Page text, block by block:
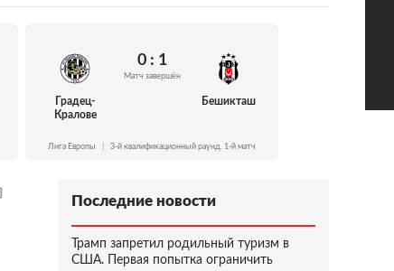
Градец-
Кралове
0 : 1
Матч завершён
Бешикташ
Лига Европы 3-й квалификационный раунд. 1-й матч
Последние новости
Трамп запретил родильный туризм в
США. Первая попытка ограничить